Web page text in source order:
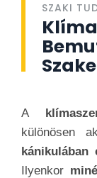
SZAKI
A
különösen
Ilyenkor